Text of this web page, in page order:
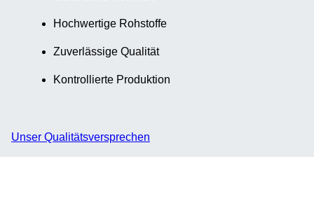
Hochwertige Rohstoffe
Zuverlässige Qualität
Kontrollierte Produktion
Unser Qualitätsversprechen